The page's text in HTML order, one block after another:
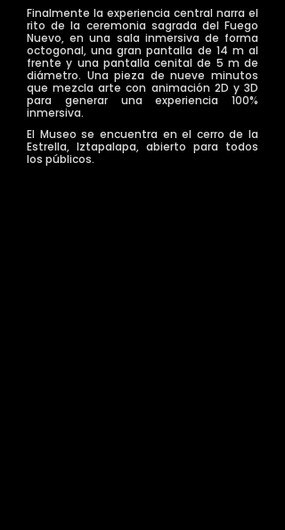
Finalmente la experiencia central narra el
rito de la ceremonia sagrada del Fuego
Nuevo, en una sala inmersiva de forma
octogonal, una gran pantalla de 14 m al
frente y una pantalla cenital de 5 m de
diámetro. Una pieza de nueve minutos
que mezcla arte con animación 2D y 3D
para generar una experiencia 100%
inmersiva.
El Museo se encuentra en el cerro de la
Estrella, Iztapalapa, abierto para todos
los públicos.